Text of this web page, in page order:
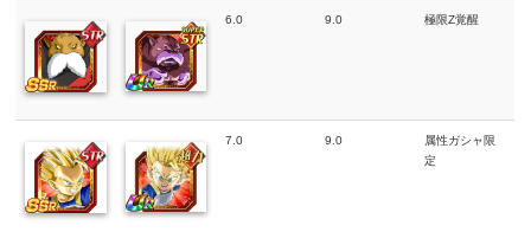
6.0 9.0 極限Z覚醒
7.0 9.0
属性ガシャ限
定